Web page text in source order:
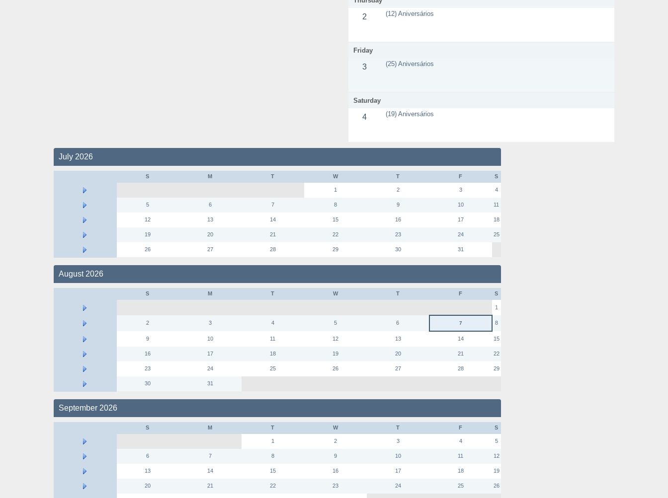
2 (12) Aniversários
Friday
3 (25) Aniversários
Saturday
4 (19) Aniversários
July 2026
S M T W T F S
1 2 3 4
5 6 7 8 9 10 11
12 13 14 15 16 17 18
19 20 21 22 23 24 25
26 27 28 29 30 31
August 2026
S M T W T F S
1
2 3 4 5 6 7 8
9 10 11 12 13 14 15
16 17 18 19 20 21 22
23 24 25 26 27 28 29
30 31
September 2026
S M T W T F S
1 2 3 4 5
6 7 8 9 10 11 12
13 14 15 16 17 18 19
20 21 22 23 24 25 26